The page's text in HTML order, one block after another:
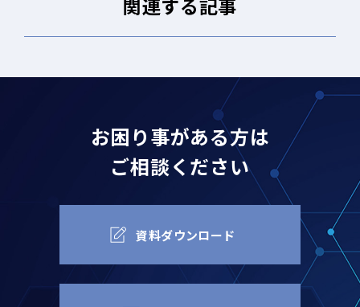
関連する記事
お困り事がある方は
ご相談ください
資料ダウンロード